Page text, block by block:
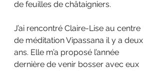
de feuilles de châtaigniers.
J’ai rencontré Claire-Lise au centre
de méditation Vipassana il y a deux
ans. Elle m’a proposé l’année
dernière de venir bosser avec eux